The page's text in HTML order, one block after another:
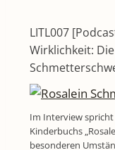
LITL007
Wirklichkeit:
Im Interview
Kinderbuchs
besonderen